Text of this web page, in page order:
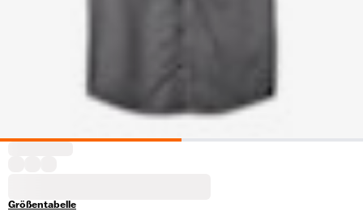
Größentabelle